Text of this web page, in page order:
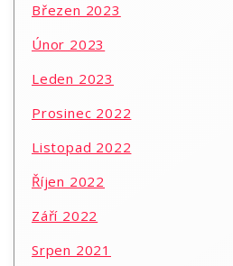
Březen 2023
Únor 2023
Leden 2023
Prosinec 2022
Listopad 2022
Říjen 2022
Září 2022
Srpen 2021